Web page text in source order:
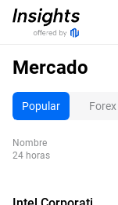
Mercado
Popular Forex
Nombre
24 horas